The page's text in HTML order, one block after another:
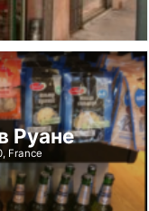
Руане
France